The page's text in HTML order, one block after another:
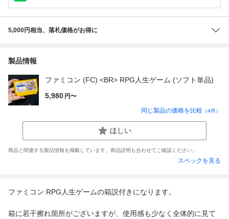
5,000円相当、落札価格がお得に
製品情報
ファミコン (FC) <BR> RPG人生ゲーム (ソフト単品)
5,980 円〜
同じ製品の価格を比較 （4件）
ほしい
商品と関連する製品情報を掲載しています。商品説明も合わせてご確認ください。
スペックを見る
ファミコン RPG人生ゲームの箱説付きになります。
箱に若干擦れ箇所がございますが、使用感も少なく全体的に見て